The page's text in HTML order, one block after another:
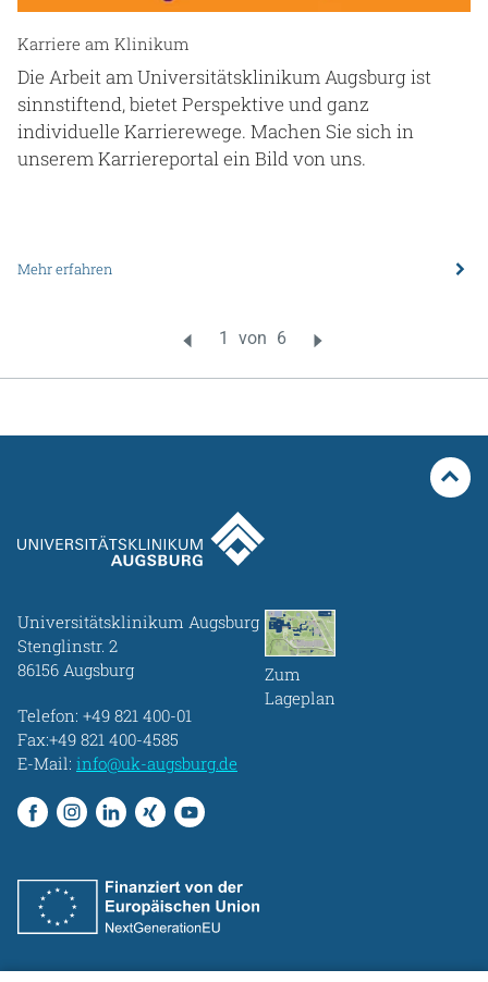
Karriere am Klinikum
Die Arbeit am Universitätsklinikum Augsburg ist
sinnstiftend, bietet Perspektive und ganz
individuelle Karrierewege. Machen Sie sich in
unserem Karriereportal ein Bild von uns.
Mehr erfahren
Universitätsklinikum Augsburg
Stenglinstr. 2
86156 Augsburg
Telefon: +49 821 400-01
Fax:+49 821 400-4585
E-Mail: info@uk-augsburg.de
Zum
Lageplan